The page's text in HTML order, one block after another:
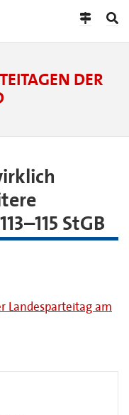
DER
StGB
Landesparteitag am